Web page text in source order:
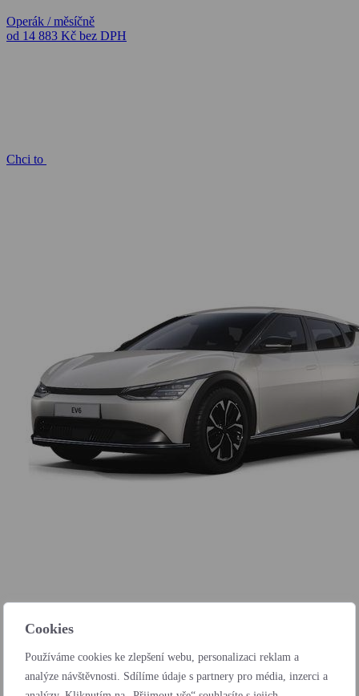
Cookies
Používáme cookies ke zlepšení webu, personalizaci reklam a
analýze návštěvnosti. Sdílíme údaje s partnery pro média, inzerci a
Operák / měsíčně
od 14 883 Kč bez DPH
Chci to
od 17 458 Kč bez DPH